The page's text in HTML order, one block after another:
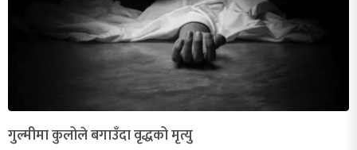
गुल्मीमा कुलोले बगाउँदा वृद्धको मृत्यु